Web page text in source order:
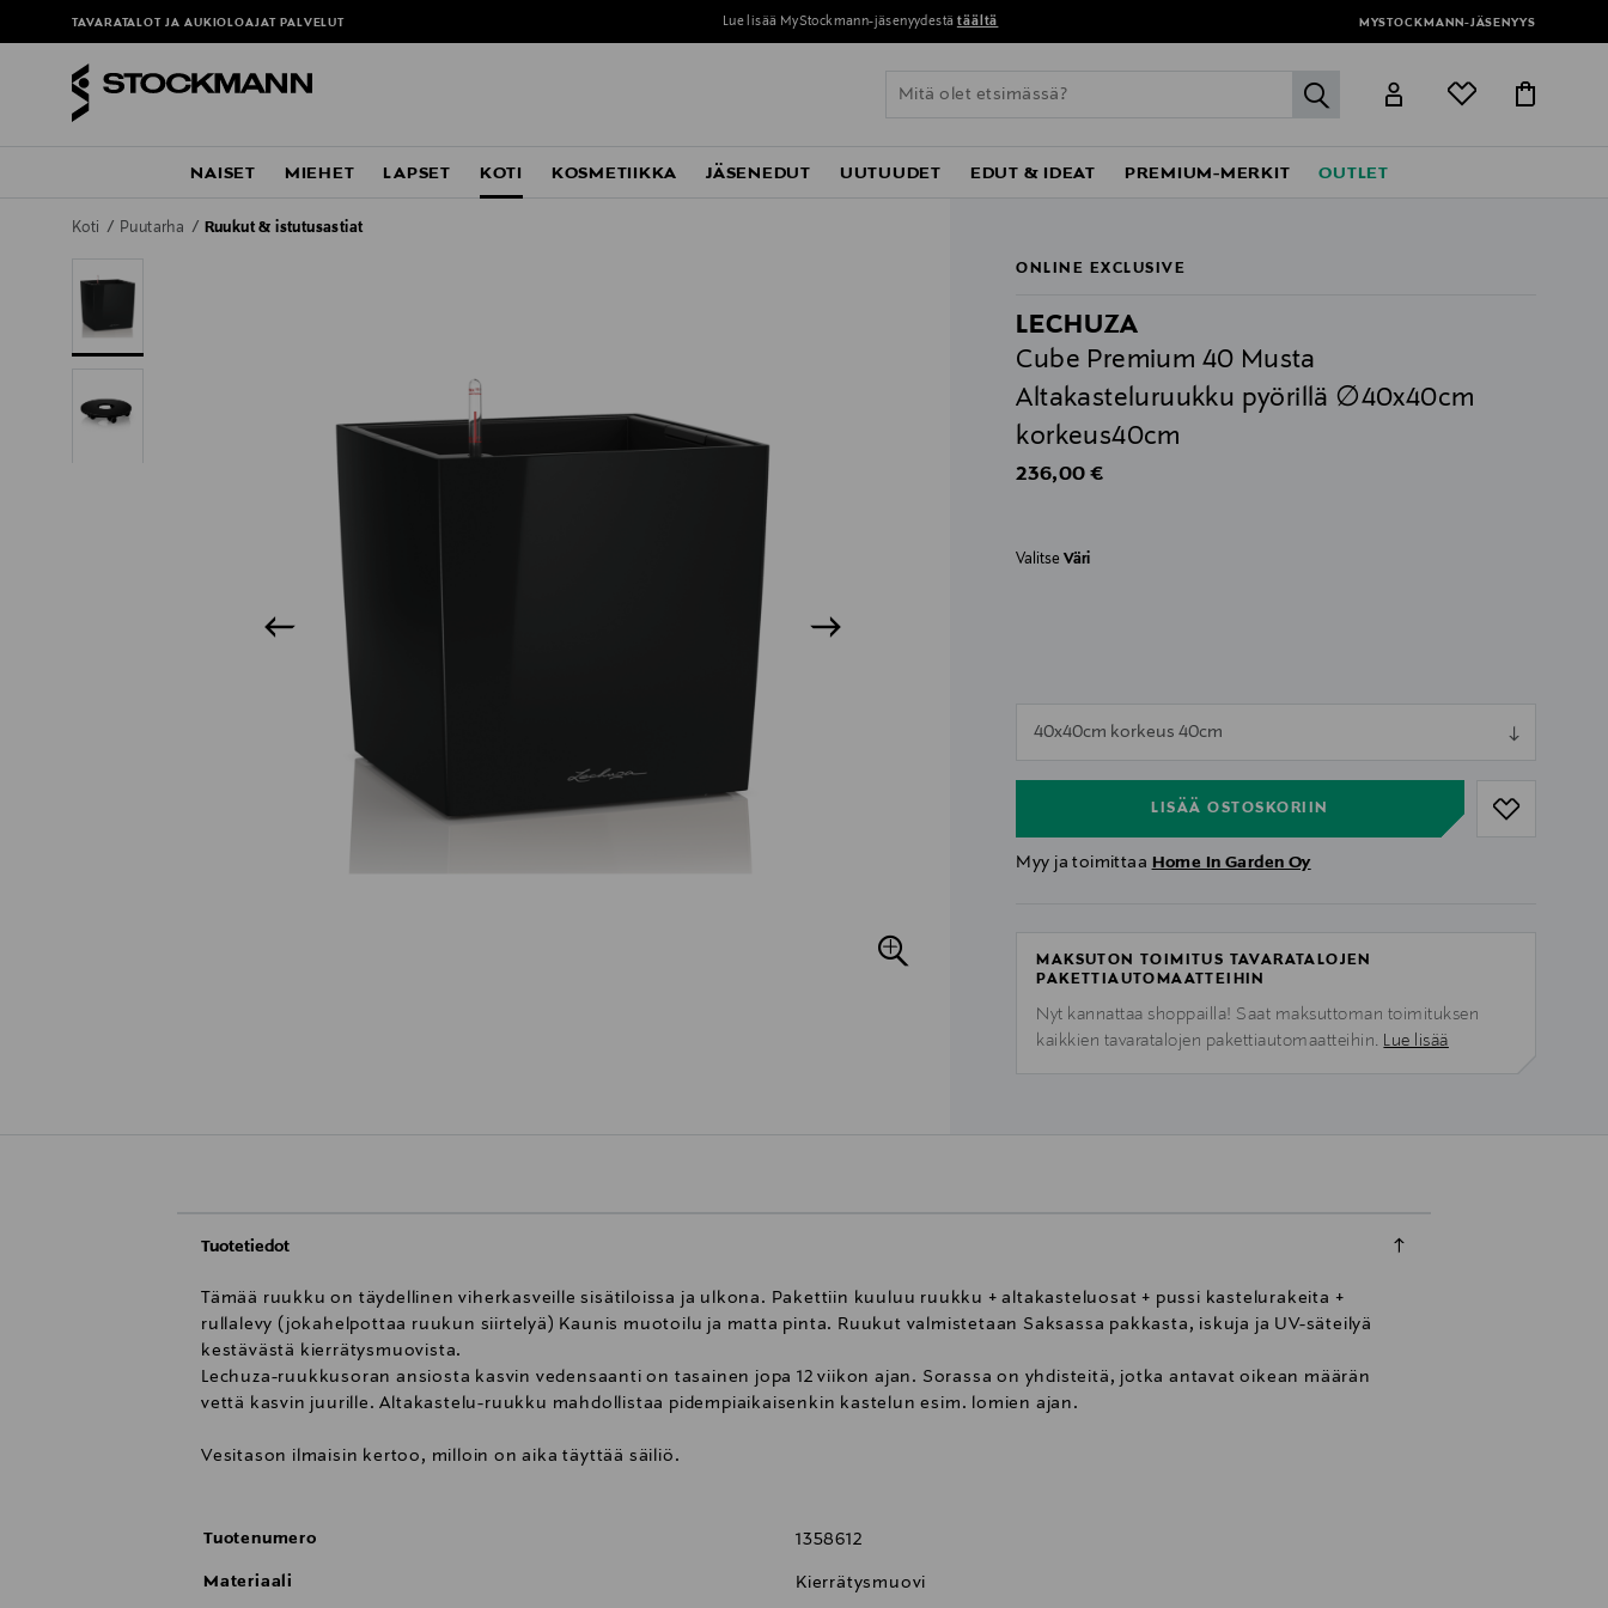
TAVARATALOT JA AUKIOLOAJAT PALVELUT Lue lisää MyStockmann-jäsenyydestä täältä MYSTOCKMANN-JÄSENYYS
label.header.go
NAISET MIEHET LAPSET KOTI KOSMETIIKKA JÄSENEDUT UUTUUDET EDUT & IDEAT PREMIUM-MERKIT OUTLET
Koti Puutarha Ruukut & istutusastiat
ONLINE EXCLUSIVE
LECHUZA
Cube Premium 40 Musta
Altakasteluruukku pyörillä ∅40x40cm
korkeus40cm
Original Price
236,00 €
ValitseVäri
40x40cm korkeus 40cm
LISÄÄ OSTOSKORIIN
null
Myy ja toimittaa Home In Garden Oy
MAKSUTON TOIMITUS TAVARATALOJEN
PAKETTIAUTOMAATTEIHIN
Nyt kannattaa shoppailla! Saat maksuttoman toimituksen
kaikkien tavaratalojen pakettiautomaatteihin. Lue lisää
Tuotetiedot
Tämää ruukku on täydellinen viherkasveille sisätiloissa ja ulkona. Pakettiin kuuluu ruukku + altakasteluosat + pussi kastelurakeita +
rullalevy (jokahelpottaa ruukun siirtelyä) Kaunis muotoilu ja matta pinta. Ruukut valmistetaan Saksassa pakkasta, iskuja ja UV-säteilyä
kestävästä kierrätysmuovista.
Lechuza-ruukkusoran ansiosta kasvin vedensaanti on tasainen jopa 12 viikon ajan. Sorassa on yhdisteitä, jotka antavat oikean määrän
vettä kasvin juurille. Altakastelu-ruukku mahdollistaa pidempiaikaisenkin kastelun esim. lomien ajan.
Vesitason ilmaisin kertoo, milloin on aika täyttää säiliö.
Tuotenumero 1358612
Materiaali Kierrätysmuovi